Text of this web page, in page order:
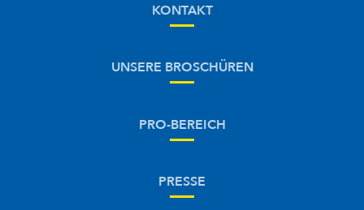
KONTAKT
UNSERE BROSCHÜREN
PRO-BEREICH
PRESSE